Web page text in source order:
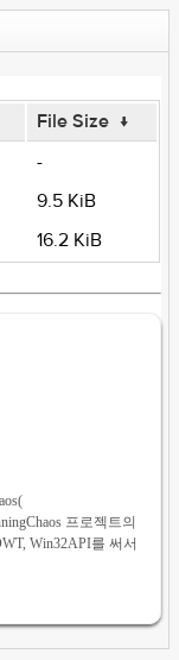
File Size ↓
-
9.5 KiB
16.2 KiB
프로젝트의
Win32API를 써서